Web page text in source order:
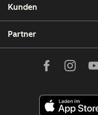
Kunden
Partner